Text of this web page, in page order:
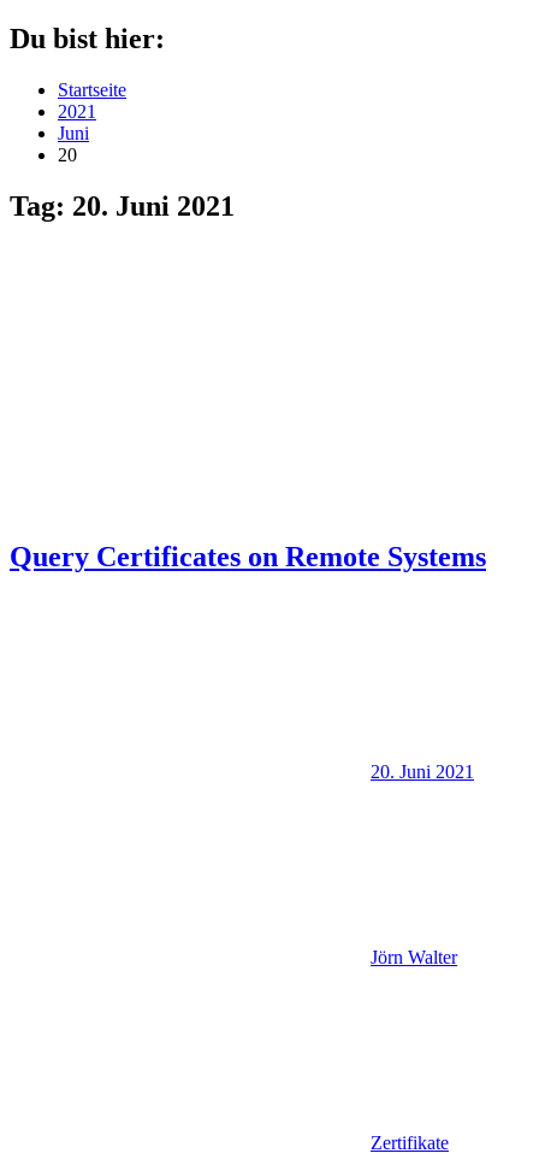
Du bist hier:
Startseite
2021
Juni
20
Tag: 20. Juni 2021
Query Certificates on Remote Systems
20. Juni 2021
Jörn Walter
Zertifikate